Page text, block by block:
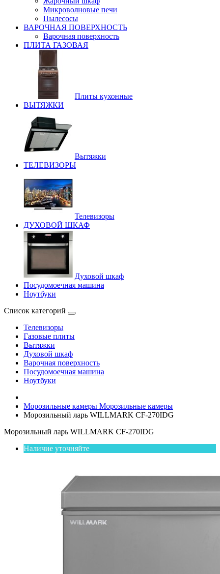
Микроволновые печи
Пылесосы
ВАРОЧНАЯ ПОВЕРХНОСТЬ
Варочная поверхность
ПЛИТА ГАЗОВАЯ
Плиты кухонные
ВЫТЯЖКИ
Вытяжки
ТЕЛЕВИЗОРЫ
Телевизоры
ДУХОВОЙ ШКАФ
Духовой шкаф
Посудомоечная машина
Ноутбуки
Список категорий
Телевизоры
Газовые плиты
Вытяжки
Духовой шкаф
Варочная поверхность
Посудомоечная машина
Ноутбуки
Морозильные камеры Морозильные камеры
Морозильный ларь WILLMARK CF-270IDG
Морозильный ларь WILLMARK CF-270IDG
Наличие уточняйте